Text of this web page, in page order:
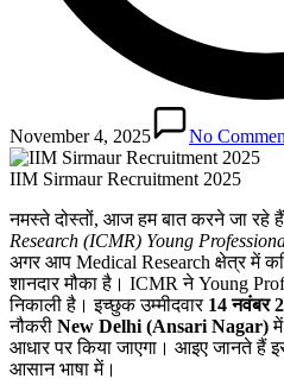
November 4, 2025 No
IIM Sirmaur Recruitment 2025
नमस्ते दोस्तों, आज हम बात करने जा रहे हैं
Research (ICMR) Young
अगर आप Medical Research क्षेत्र में
शानदार मौका है। ICMR ने Young
निकाली है। इच्छुक उम्मीदवार 14 नवंबर
नौकरी New Delhi (Ansari Nagar)
आधार पर किया जाएगा। आइए जानते हैं
आसान भाषा में।